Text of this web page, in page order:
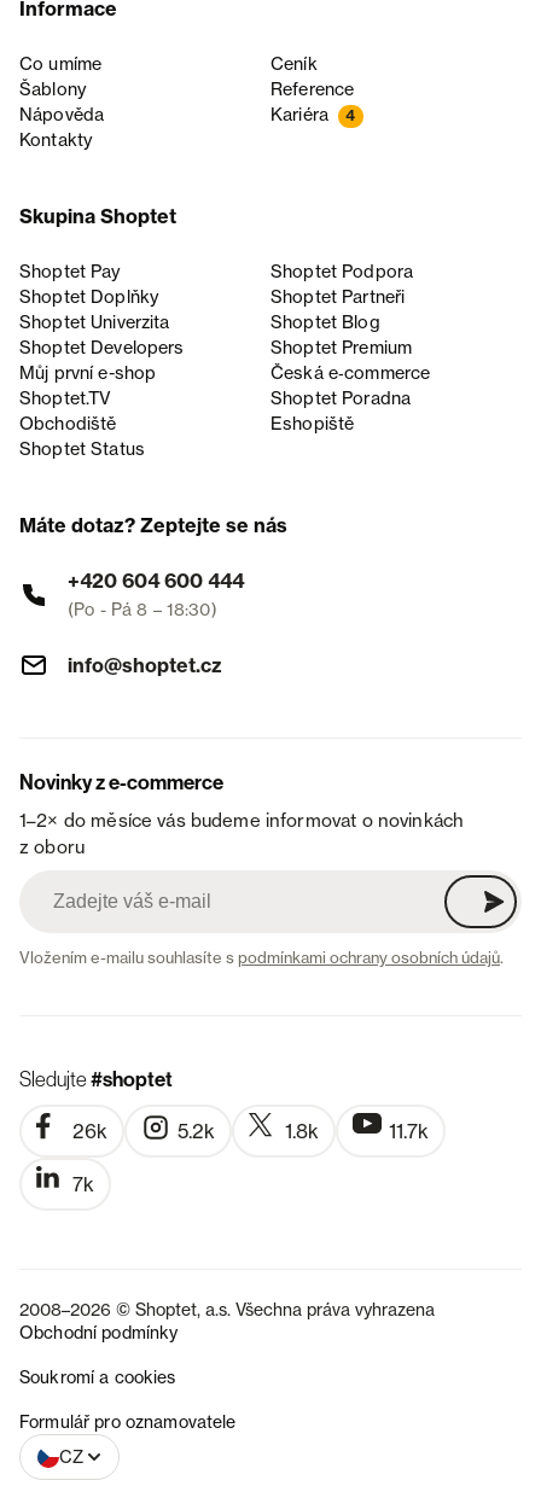
Informace
Co umíme
Ceník
Šablony
Reference
Nápověda
Kariéra 4
Kontakty
Skupina Shoptet
Shoptet Pay
Shoptet Podpora
Shoptet Doplňky
Shoptet Partneři
Shoptet Univerzita
Shoptet Blog
Shoptet Developers
Shoptet Premium
Můj první e-shop
Česká e‑commerce
Shoptet.TV
Shoptet Poradna
Obchodiště
Eshopiště
Shoptet Status
Máte dotaz? Zeptejte se nás
+420 604 600 444
(Po - Pá 8 – 18:30)
info@shoptet.cz
Novinky z e-commerce
1–2× do měsíce vás budeme informovat o novinkách
z oboru
Vložením e-mailu souhlasíte spodmínkami ochrany osobních údajů.
Sledujte#shoptet
26k 5.2k 1.8k 11.7k
7k
2008–2026 © Shoptet, a.s. Všechna práva vyhrazena
Obchodní podmínky
Soukromí a cookies
Formulář pro oznamovatele
CZ